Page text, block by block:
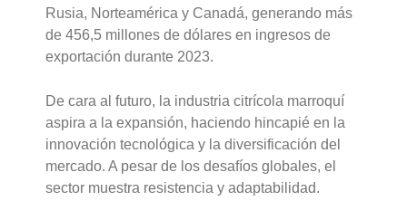
Rusia, Norteamérica y Canadá, generando más
de 456,5 millones de dólares en ingresos de
exportación durante 2023.
De cara al futuro, la industria citrícola marroquí
aspira a la expansión, haciendo hincapié en la
innovación tecnológica y la diversificación del
mercado. A pesar de los desafíos globales, el
sector muestra resistencia y adaptabilidad.